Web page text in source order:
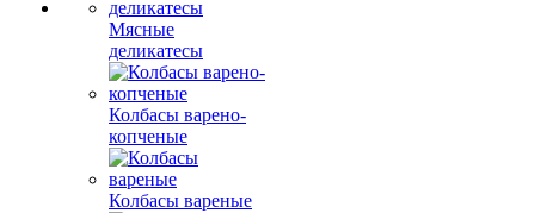
Мясные
деликатесы
Колбасы варено-
копченые
Колбасы вареные